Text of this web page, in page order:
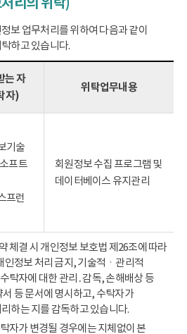
보 업무처리를 위하여 다음과 같이
하고 있습니다.
는 자
자)
위탁업무내용
기술
프트
프런
회원정보 수집 프로그램 및
데이터베이스 유지관리
체결 시 개인정보 보호법 제26조에 따라
인정보 처리 금지, 기술적ㆍ관리적
탁자에 대한 관리․감독, 손해배상 등
등 문서에 명시하고, 수탁자가
하는 지를 감독하고 있습니다.
자가 변경될 경우에는 지체없이 본